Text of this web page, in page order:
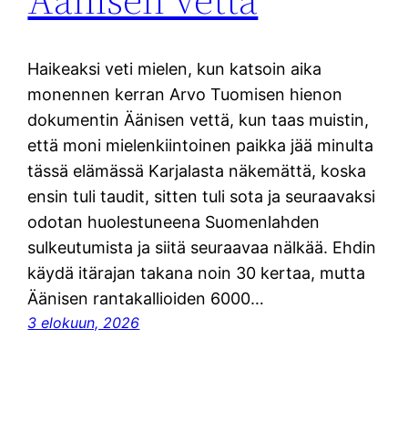
Haikeaksi veti mielen, kun katsoin aika
monennen kerran Arvo Tuomisen hienon
dokumentin Äänisen vettä, kun taas muistin,
että moni mielenkiintoinen paikka jää minulta
tässä elämässä Karjalasta näkemättä, koska
ensin tuli taudit, sitten tuli sota ja seuraavaksi
odotan huolestuneena Suomenlahden
sulkeutumista ja siitä seuraavaa nälkää. Ehdin
käydä itärajan takana noin 30 kertaa, mutta
Äänisen rantakallioiden 6000…
3 elokuun, 2026